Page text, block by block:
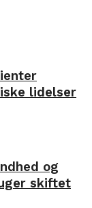
lidelser
og
skiftet